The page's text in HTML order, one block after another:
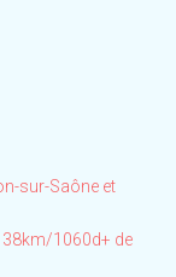
sur-Saône et
1060d+ de